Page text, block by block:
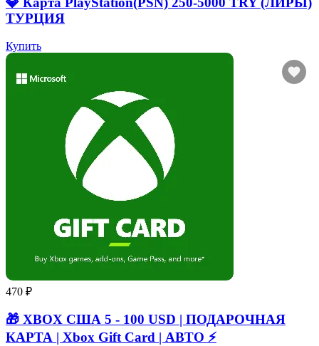
ТУРЦИЯ
Купить
470 ₽
🎁 XBOX США 5 - 100 USD | ПОДАРОЧНАЯ
КАРТА | Xbox Gift Card | АВТО ⚡